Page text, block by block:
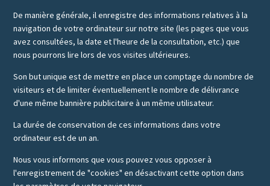
De manière générale, il enregistre des informations relatives à la
navigation de votre ordinateur sur notre site (les pages que vous
avez consultées, la date et l'heure de la consultation, etc.) que
nous pourrons lire lors de vos visites ultérieures.
Son but unique est de mettre en place un comptage du nombre de
visiteurs et de limiter éventuellement le nombre de délivrance
d'une même bannière publicitaire à un même utilisateur.
La durée de conservation de ces informations dans votre
ordinateur est de un an.
Nous vous informons que vous pouvez vous opposer à
l'enregistrement de "cookies" en désactivant cette option dans